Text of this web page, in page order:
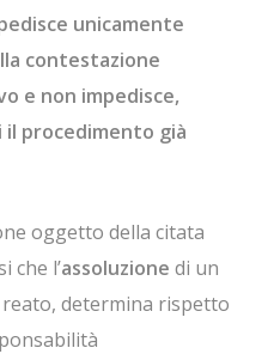
unicamente
contestazione
e non impedisce,
procedimento già
oggetto della citata
che l’assoluzione di un
determina rispetto